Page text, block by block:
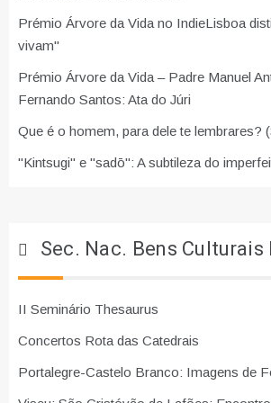
Prémio Árvore da Vida no IndieLisboa
vivam"
Prémio Árvore da Vida – Padre Manuel
Fernando Santos: Ata do Júri
Que é o homem, para dele te lembrares?
"Kintsugi" e "sadō": A subtileza do
Sec. Nac. Bens Culturais
II Seminário Thesaurus
Concertos Rota das Catedrais
Portalegre-Castelo Branco: Imagens de